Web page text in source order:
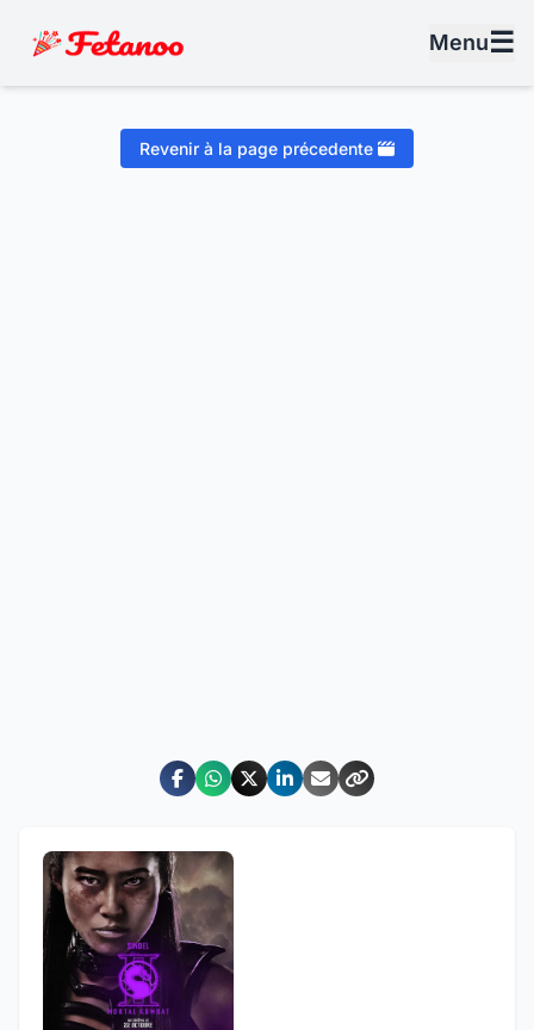
Menu☰
Revenir à la page précedente